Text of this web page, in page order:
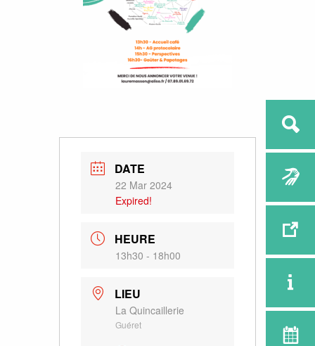
DATE
22 Mar 2024
Expired!
HEURE
13h30 - 18h00
LIEU
La Quincaillerie
Guéret